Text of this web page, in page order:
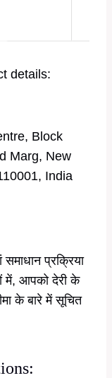
details:
Block
Marg, New
India
प्रक्रिया
में, आपको देरी के
के बारे में सूचित